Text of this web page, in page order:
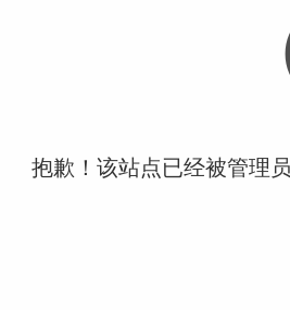
抱歉！该站点已经被管理